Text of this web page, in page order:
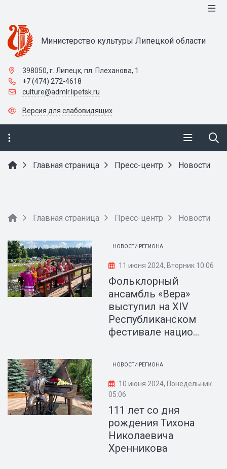
Министерство культуры Липецкой области
398050, г. Липецк, пл. Плеханова, 1
+7 (474) 272-4618
culture@admlr.lipetsk.ru
Версия для слабовидящих
Главная страница Пресс-центр Новости
Главная страница Пресс-центр Новости
НОВОСТИ РЕГИОНА
11 июня 2024, Вторник 10:06
Фольклорный
ансамбль «Вера»
выступил на XIV
Республиканском
фестивале нацио...
НОВОСТИ РЕГИОНА
10 июня 2024, Понедельник
05:06
111 лет со дня
рождения Тихона
Николаевича
Хренникова